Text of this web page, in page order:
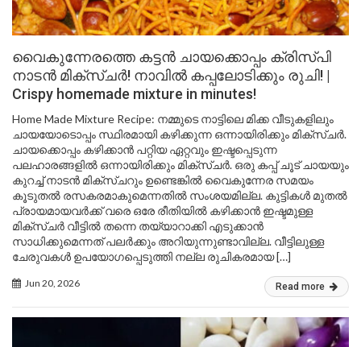
വൈകുന്നേരത്തെ കട്ടൻ ചായക്കൊപ്പം ക്രിസ്പി
നാടൻ മിക്സ്ചർ! നാവിൽ കപ്പലോടിക്കും രുചി! |
Crispy homemade mixture in minutes!
Home Made Mixture Recipe: നമ്മുടെ നാട്ടിലെ മിക്ക വീടുകളിലും
ചായയോടൊപ്പം സ്ഥിരമായി കഴിക്കുന്ന ഒന്നായിരിക്കും മിക്സ്ചർ.
ചായക്കൊപ്പം കഴിക്കാൻ പറ്റിയ ഏറ്റവും ഇഷ്ടപ്പെടുന്ന
പലഹാരങ്ങളിൽ ഒന്നായിരിക്കും മിക്സ്ചർ. ഒരു കപ്പ് ചൂട് ചായയും
കുറച്ച് നാടൻ മിക്സ്ചറും ഉണ്ടെങ്കിൽ വൈകുന്നേര സമയം
കൂടുതൽ രസകരമാകുമെന്നതിൽ സംശയമില്ല. കുട്ടികൾ മുതൽ
പ്രായമായവർക്ക് വരെ ഒരേ രീതിയിൽ കഴിക്കാൻ ഇഷ്ടമുള്ള
മിക്സ്ചർ വീട്ടിൽ തന്നെ തയ്യാറാക്കി എടുക്കാൻ
സാധിക്കുമെന്നത് പലർക്കും അറിയുന്നുണ്ടാവില്ല. വീട്ടിലുള്ള
ചേരുവകൾ ഉപയോഗപ്പെടുത്തി നല്ല രുചികരമായ […]
Jun 20, 2026 Read more